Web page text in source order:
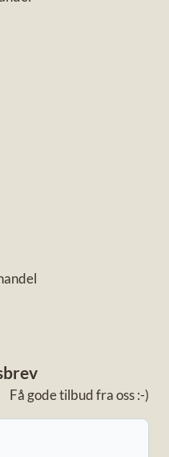
Få gode tilbud fra oss :-)